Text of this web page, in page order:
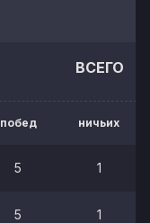
ВСЕГО
побед ничьих
5 1
5 1